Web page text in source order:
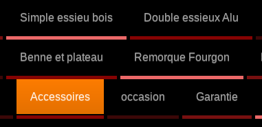
Simple essieu bois Double essieux Alu
Benne et plateau Remorque Fourgon
Accessoires occasion Garantie